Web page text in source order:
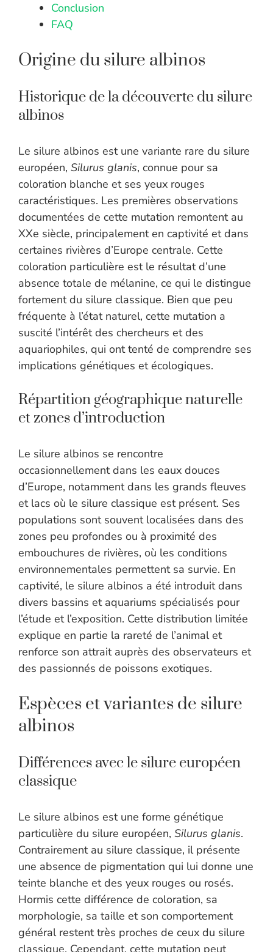
Conclusion
FAQ
Origine du silure albinos
Historique de la découverte du silure
albinos
Le silure albinos est une variante rare du silure
européen, Silurus glanis, connue pour sa
coloration blanche et ses yeux rouges
caractéristiques. Les premières observations
documentées de cette mutation remontent au
XXe siècle, principalement en captivité et dans
certaines rivières d’Europe centrale. Cette
coloration particulière est le résultat d’une
absence totale de mélanine, ce qui le distingue
fortement du silure classique. Bien que peu
fréquente à l’état naturel, cette mutation a
suscité l’intérêt des chercheurs et des
aquariophiles, qui ont tenté de comprendre ses
implications génétiques et écologiques.
Répartition géographique naturelle
et zones d’introduction
Le silure albinos se rencontre
occasionnellement dans les eaux douces
d’Europe, notamment dans les grands fleuves
et lacs où le silure classique est présent. Ses
populations sont souvent localisées dans des
zones peu profondes ou à proximité des
embouchures de rivières, où les conditions
environnementales permettent sa survie. En
captivité, le silure albinos a été introduit dans
divers bassins et aquariums spécialisés pour
l’étude et l’exposition. Cette distribution limitée
explique en partie la rareté de l’animal et
renforce son attrait auprès des observateurs et
des passionnés de poissons exotiques.
Espèces et variantes de silure
albinos
Différences avec le silure européen
classique
Le silure albinos est une forme génétique
particulière du silure européen, Silurus glanis.
Contrairement au silure classique, il présente
une absence de pigmentation qui lui donne une
teinte blanche et des yeux rouges ou rosés.
Hormis cette différence de coloration, sa
morphologie, sa taille et son comportement
général restent très proches de ceux du silure
classique. Cependant, cette mutation peut